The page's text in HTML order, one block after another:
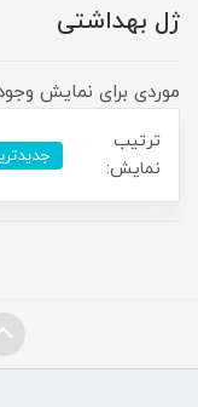
ژل بهداشتی
موردی برای نمایش
ترتیب
نمایش: